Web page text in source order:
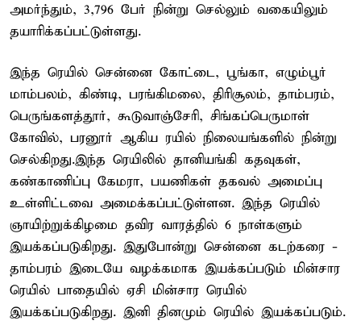
அமர்ந்தும், 3,796 பேர் நின்று செல்லும் வகையிலும்
தயாரிக்கப்பட்டுள்ளது.
இந்த ரெயில் சென்னை கோட்டை, பூங்கா, எழும்பூர்
மாம்பலம், கிண்டி, பரங்கிமலை, திரிசூலம், தாம்பரம்,
பெருங்களத்தூர், கூடுவாஞ்சேரி, சிங்கப்பெருமாள்
கோவில், பரனூர் ஆகிய ரயில் நிலையங்களில் நின்று
செல்கிறது.இந்த ரெயிலில் தானியங்கி கதவுகள்,
கண்காணிப்பு கேமரா, பயணிகள் தகவல் அமைப்பு
உள்ளிட்டவை அமைக்கப்பட்டுள்ளன. இந்த ரெயில்
ஞாயிற்றுக்கிழமை தவிர வாரத்தில் 6 நாள்களும்
இயக்கப்படுகிறது. இதுபோன்று சென்னை கடற்கரை -
தாம்பரம் இடையே வழக்கமாக இயக்கப்படும் மின்சார
ரெயில் பாதையில் ஏசி மின்சார ரெயில்
இயக்கப்படுகிறது. இனி தினமும் ரெயில் இயக்கப்படும்.